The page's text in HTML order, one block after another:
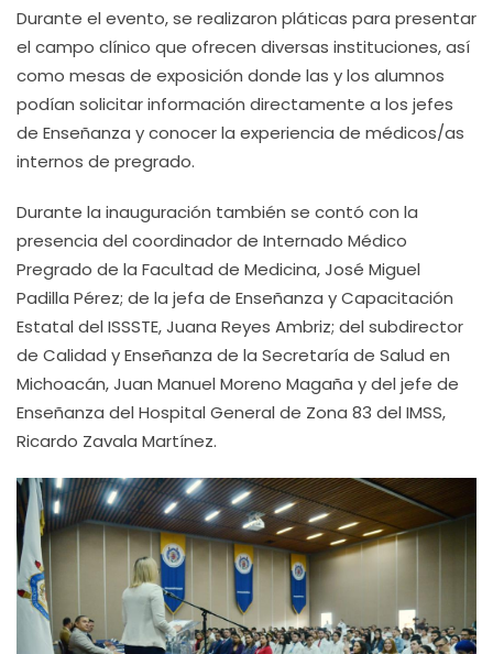
Durante el evento, se realizaron pláticas para presentar
el campo clínico que ofrecen diversas instituciones, así
como mesas de exposición donde las y los alumnos
podían solicitar información directamente a los jefes
de Enseñanza y conocer la experiencia de médicos/as
internos de pregrado.
Durante la inauguración también se contó con la
presencia del coordinador de Internado Médico
Pregrado de la Facultad de Medicina, José Miguel
Padilla Pérez; de la jefa de Enseñanza y Capacitación
Estatal del ISSSTE, Juana Reyes Ambriz; del subdirector
de Calidad y Enseñanza de la Secretaría de Salud en
Michoacán, Juan Manuel Moreno Magaña y del jefe de
Enseñanza del Hospital General de Zona 83 del IMSS,
Ricardo Zavala Martínez.